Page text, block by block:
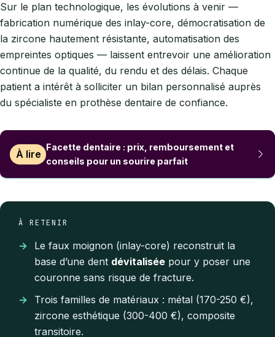
Sur le plan technologique, les évolutions à venir —
fabrication numérique des inlay-core, démocratisation de
la zircone hautement résistante, automatisation des
empreintes optiques — laissent entrevoir une amélioration
continue de la qualité, du rendu et des délais. Chaque
patient a intérêt à solliciter un bilan personnalisé auprès
du spécialiste en prothèse dentaire de confiance.
À lire
Facette dentaire : prix, remboursement et
conseils pour un sourire parfait
À RETENIR
Le faux moignon (inlay-core) reconstruit la
base d’une dent dévitalisée pour y poser une
couronne sans risque de fracture.
Trois familles de matériaux : métal (170-250 €),
zircone esthétique (300-400 €), composite
transitoire.